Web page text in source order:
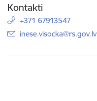
Kontakti
+371 67913547
E-pasts:
inese.visocka@rs.gov.lv